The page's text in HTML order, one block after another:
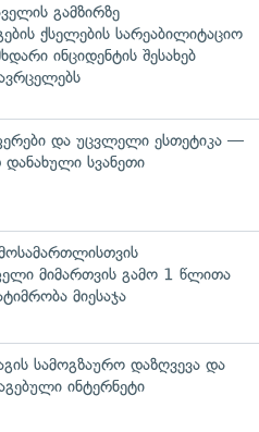
გამზირზე
ქსელების სარეაბილიტაციო
ინციდენტის შესახებ
და უცვლელი ესთეტიკა —
სვანეთი
მიმართვის გამო 1 წლითა
მიესაჯა
სამოგზაურო დაზღვევა და
ინტერნეტი